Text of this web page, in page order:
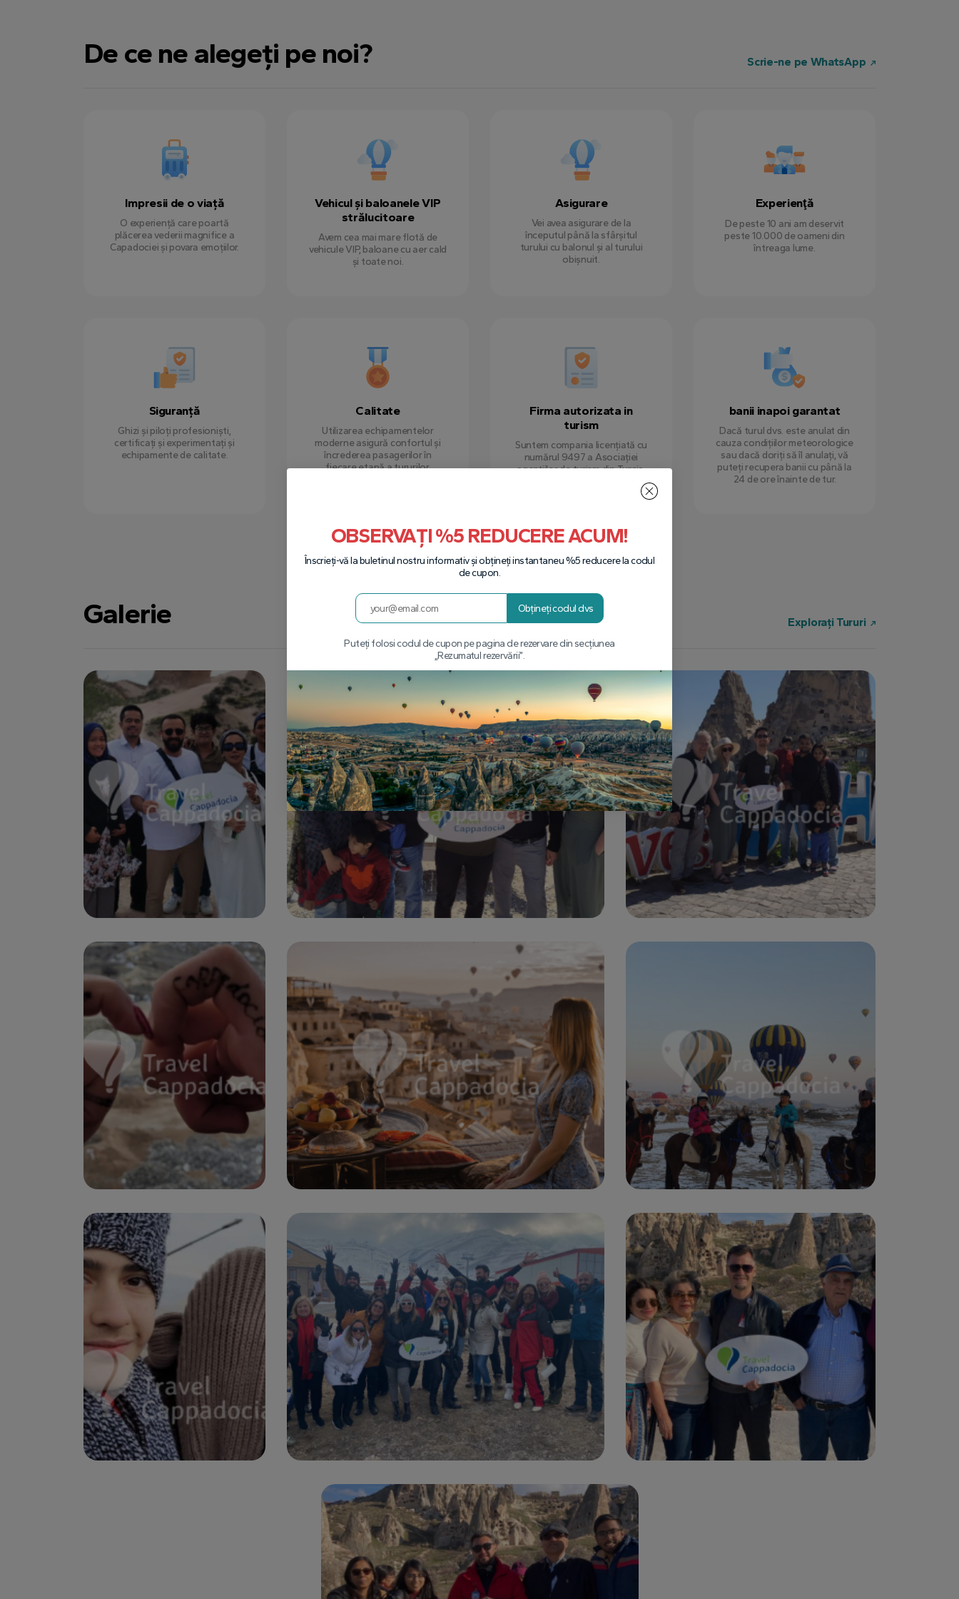
De ce ne alegeți pe noi? Scrie-ne pe WhatsApp
Impresii de o viață
O experiență care poartă
plăcerea vederii magnifice a
Capadociei și povara emoțiilor.
Vehicul și baloanele VIP
strălucitoare
Avem cea mai mare flotă de
vehicule VIP, baloane cu aer cald
și toate noi.
Asigurare
Vei avea asigurare de la
începutul până la sfârșitul
turului cu balonul și al turului
obișnuit.
Experienţă
De peste 10 ani am deservit
peste 10.000 de oameni din
întreaga lume.
Siguranță
Ghizi și piloți profesioniști,
certificați și experimentați și
echipamente de calitate.
Calitate
Utilizarea echipamentelor
moderne asigură confortul și
încrederea pasagerilor în
fiecare etapă a tururilor.
Firma autorizata in
turism
Suntem compania licențiată cu
numărul 9497 a Asociației
agențiilor de turism din Turcia.
banii inapoi garantat
Dacă turul dvs. este anulat din
cauza condițiilor meteorologice
sau dacă doriți să îl anulați, vă
puteți recupera banii cu până la
24 de ore înainte de tur.
Galerie Explorați Tururi
OBSERVAȚI %5 REDUCERE ACUM!
Înscrieți-vă la buletinul nostru informativ și obțineți instantaneu %5 reducere la codul
de cupon.
Obțineți codul dvs
Puteți folosi codul de cupon pe pagina de rezervare din secțiunea
„Rezumatul rezervării”.